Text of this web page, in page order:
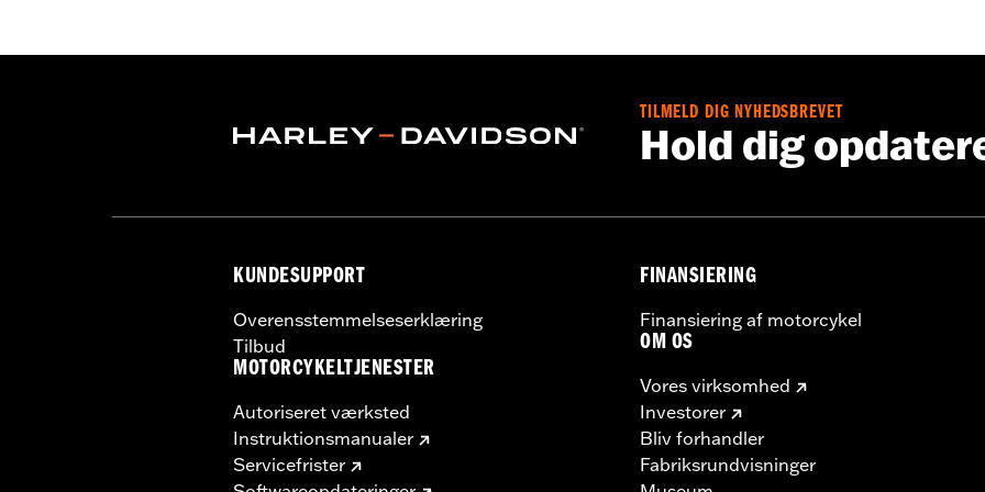
TILMELD DIG NYHEDSBREVET
Hold dig
KUNDESUPPORT
Overensstemmelseserklæring
Tilbud
MOTORCYKELTJENESTER
Autoriseret værksted
Instruktionsmanualer
Servicefrister
FINANSIERING
Finansiering af motorcykel
OM OS
Vores virksomhed
Investorer
Bliv forhandler
Fabriksrundvisninger